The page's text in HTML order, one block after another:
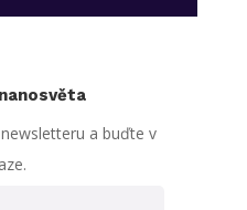
a buďte v